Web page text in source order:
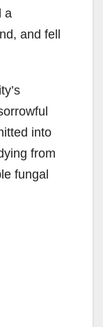
a
and fell
into
from
fungal